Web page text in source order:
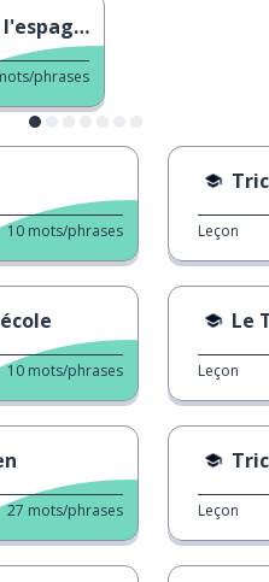
?
phrases
10 mots/phrases
10 mots/phrases
27 mots/phrases
Leçon
Le
Leçon
Leçon